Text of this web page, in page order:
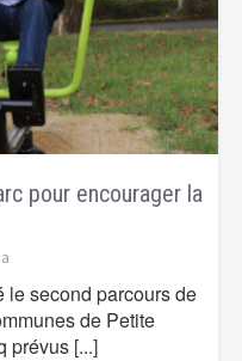
pour encourager la
le second parcours de
de Petite
prévus [...]